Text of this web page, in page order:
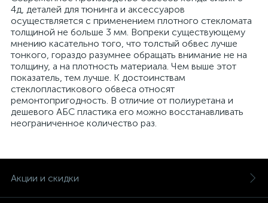
4д, деталей для тюнинга и аксессуаров
осуществляется с применением плотного стекломата
толщиной не больше 3 мм. Вопреки существующему
мнению касательно того, что толстый обвес лучше
тонкого, гораздо разумнее обращать внимание не на
толщину, а на плотность материала. Чем выше этот
показатель, тем лучше. К достоинствам
стеклопластикового обвеса относят
ремонтопригодность. В отличие от полиуретана и
дешевого АБС пластика его можно восстанавливать
неограниченное количество раз.
Акции и скидки